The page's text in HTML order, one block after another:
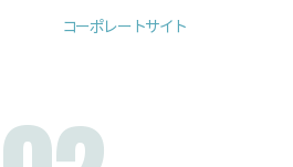
コーポレートサイト